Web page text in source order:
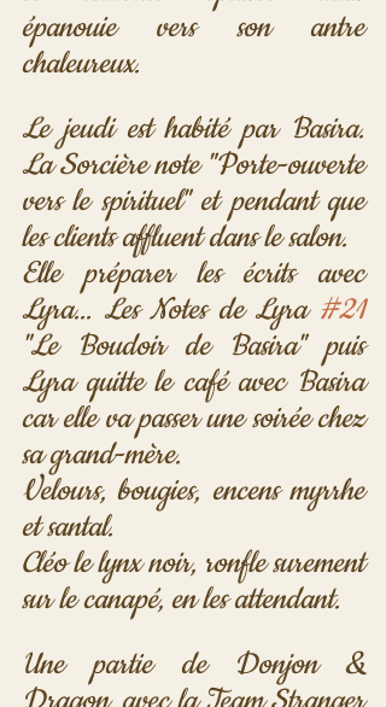
épanouie vers son antre
chaleureux.
Le jeudi est habité par Basira.
La Sorcière note "Porte-ouverte
vers le spirituel" et pendant que
les clients affluent dans le salon.
Elle préparer les écrits avec
Lyra... Les Notes de Lyra #21
"Le Boudoir de Basira" puis
Lyra quitte le café avec Basira
car elle va passer une soirée chez
sa grand-mère.
Velours, bougies, encens myrrhe
et santal.
Cléo le lynx noir, ronfle surement
sur le canapé, en les attendant.
Une partie de Donjon &